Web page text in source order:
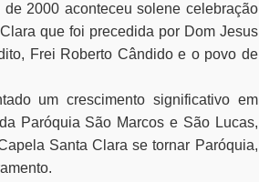
2000 aconteceu solene celebração
que foi precedida por Dom Jesus
Frei Roberto Cândido e o povo de
um crescimento significativo em
Paróquia São Marcos e São Lucas,
Santa Clara se tornar Paróquia,